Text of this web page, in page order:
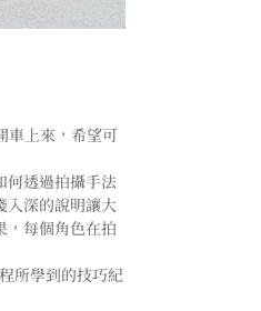
車上來，希望可
何透過拍攝手法
入深的說明讓大
每個角色在拍
所學到的技巧紀